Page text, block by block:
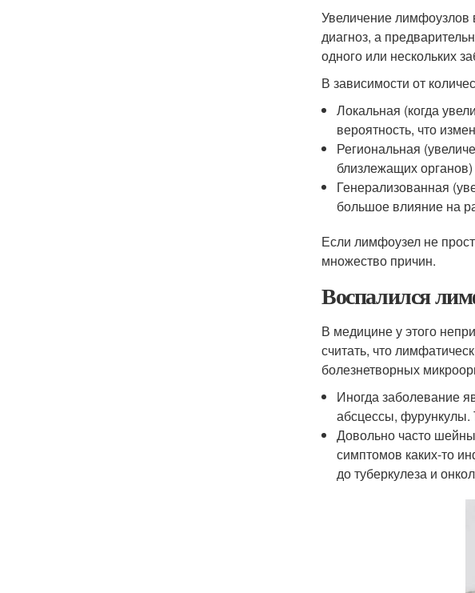
Увеличение
диагноз, а
одного или нескольких
В зависимости от
Локальная (когда
вероятность, что
Региональная
близлежащих органов)
Генерализованная
большое влияние на
Если лимфоузел не
множество причин.
Воспалился
В медицине у этого
считать, что
болезнетворных
Иногда заболевание
абсцессы, фурункулы.
Довольно часто
симптомов каких-то
до туберкулеза и